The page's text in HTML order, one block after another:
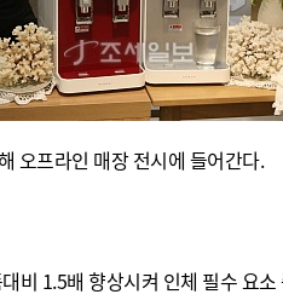
오프라인 매장 전시에 들어간다.
비 1.5배 향상시켜 인체 필수 요